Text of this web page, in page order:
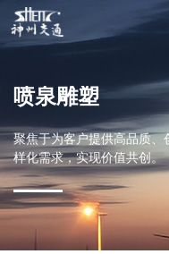
喷泉雕塑
聚焦于为客户提供高品质、
样化需求，实现价值共创。